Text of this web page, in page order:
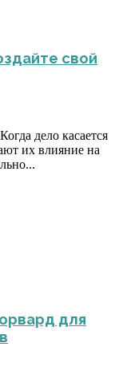
свой
дело касается
их влияние на
для